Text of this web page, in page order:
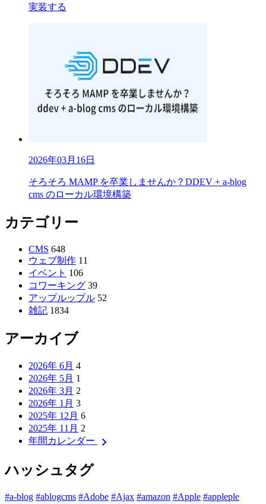
実装する
2026年03月16日
そろそろ MAMP を卒業しませんか？DDEV + a-blog
cms のローカル環境構築
カテゴリー
CMS 648
ウェブ制作 11
イベント 106
コワーキング 39
アップルップル 52
雑記 1834
アーカイブ
2026年 6月 4
2026年 5月 1
2026年 3月 2
2026年 1月 3
2025年 12月 6
2025年 11月 2
年間カレンダー
chevron_right
ハッシュタグ
#a-blog #ablogcms #Adobe #Ajax #amazon #Apple #appleple